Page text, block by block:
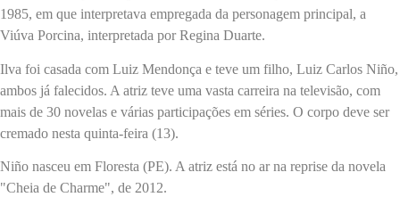
1985, em que interpretava empregada da personagem principal, a
Viúva Porcina, interpretada por Regina Duarte.
Ilva foi casada com Luiz Mendonça e teve um filho, Luiz Carlos Niño,
ambos já falecidos. A atriz teve uma vasta carreira na televisão, com
mais de 30 novelas e várias participações em séries. O corpo deve ser
cremado nesta quinta-feira (13).
Niño nasceu em Floresta (PE). A atriz está no ar na reprise da novela
"Cheia de Charme", de 2012.